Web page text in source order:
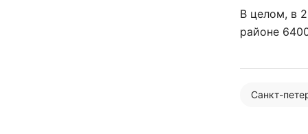
В целом, в
районе
Санкт-